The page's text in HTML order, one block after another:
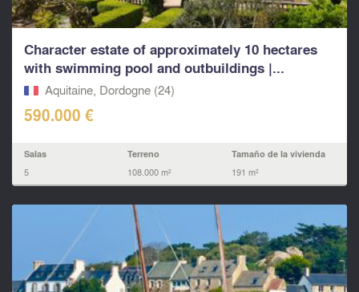
Character estate of approximately 10 hectares
with swimming pool and outbuildings |...
Aquitaine, Dordogne (24)
590.000 €
Salas
5
Terreno
108.000 m²
Tamaño de la vivienda
191 m²